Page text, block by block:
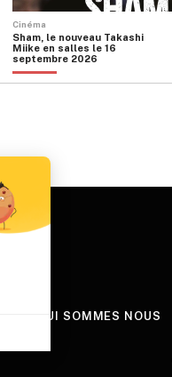
Cinéma
Sham, le nouveau Takashi
Miike en salles le 16
septembre 2026
QUI SOMMES NOUS